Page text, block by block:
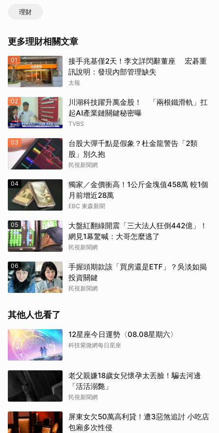
理財
更多理財相關文章
01
接手兆基僅2天！李文詳閃辭董座 宏碁重
訊說明：發現內部管理缺失
太報
02
川湖科技躍升萬金股！ 「兩根鐵滑軌」扛
起AI產業鏈關鍵秘密曝
TVBS
03
台股大彈千點是假象？杜金龍警告「2類
股」別久抱
民視新聞網
04
獨家／金價衝高！1公斤金塊值458萬 較1個
月前增近28萬
EBC 東森新聞
05
大盤紅翻綠開震「三大法人狂倒442億」！
網見1幕驚喊：大哥怎麼逃了
民視新聞網
06
手握頭期款該「買房還是ETF」？吳淡如揭
投資關鍵
民視新聞網
其他人也看了
12星座今日運勢〈08.08星期六〉
科技紫微網每日星座
老父親嫌18歲女兒懷孕太丟臉！騙去河邊
「活活溺斃」
民視新聞網
屏東女欠50萬高利貸！遭3惡煞追討 小吃店
包廂多次性侵